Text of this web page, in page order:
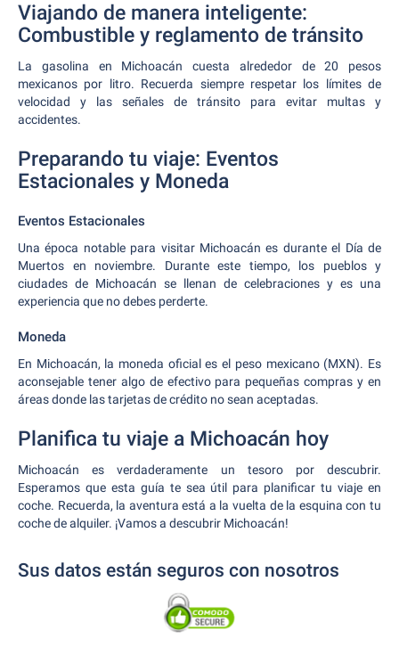
Viajando de manera inteligente:
Combustible y reglamento de tránsito
La gasolina en Michoacán cuesta alrededor de 20 pesos
mexicanos por litro. Recuerda siempre respetar los límites de
velocidad y las señales de tránsito para evitar multas y
accidentes.
Preparando tu viaje: Eventos
Estacionales y Moneda
Eventos Estacionales
Una época notable para visitar Michoacán es durante el Día de
Muertos en noviembre. Durante este tiempo, los pueblos y
ciudades de Michoacán se llenan de celebraciones y es una
experiencia que no debes perderte.
Moneda
En Michoacán, la moneda oficial es el peso mexicano (MXN). Es
aconsejable tener algo de efectivo para pequeñas compras y en
áreas donde las tarjetas de crédito no sean aceptadas.
Planifica tu viaje a Michoacán hoy
Michoacán es verdaderamente un tesoro por descubrir.
Esperamos que esta guía te sea útil para planificar tu viaje en
coche. Recuerda, la aventura está a la vuelta de la esquina con tu
coche de alquiler. ¡Vamos a descubrir Michoacán!
Sus datos están seguros con nosotros